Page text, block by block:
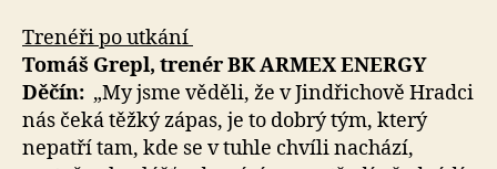
Trenéři po utkání
Tomáš Grepl, trenér BK ARMEX ENERGY
Děčín: „My jsme věděli, že v Jindřichově Hradci
nás čeká těžký zápas, je to dobrý tým, který
nepatří tam, kde se v tuhle chvíli nachází,